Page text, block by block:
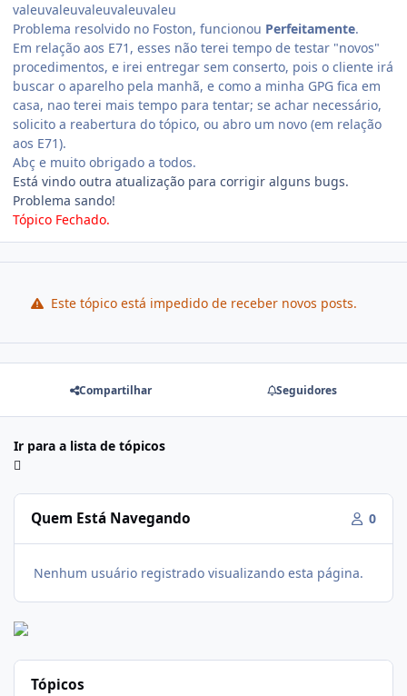
valeuvaleuvaleuvaleuvaleu
Problema resolvido no Foston, funcionou Perfeitamente.
Em relação aos E71, esses não terei tempo de testar "novos"
procedimentos, e irei entregar sem conserto, pois o cliente irá
buscar o aparelho pela manhã, e como a minha GPG fica em
casa, nao terei mais tempo para tentar; se achar necessário,
solicito a reabertura do tópico, ou abro um novo (em relação
aos E71).
Abç e muito obrigado a todos.
Está vindo outra atualização para corrigir alguns bugs.
Problema sando!
Tópico Fechado.
Este tópico está impedido de receber novos posts.
Compartilhar Seguidores
Ir para a lista de tópicos
Quem Está Navegando 0
Nenhum usuário registrado visualizando esta página.
Tópicos